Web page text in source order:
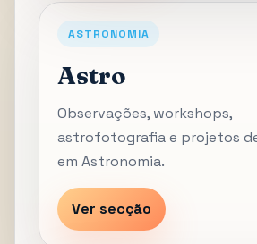
ASTRONOMIA
Astro
Observações, workshops,
astrofotografia e projetos
em Astronomia.
Ver secção